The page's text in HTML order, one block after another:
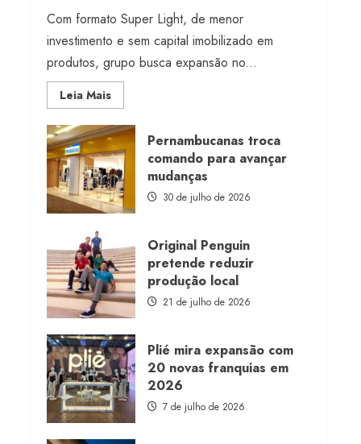
Com formato Super Light, de menor
investimento e sem capital imobilizado em
produtos, grupo busca expansão no...
Leia MaisRead
more
Morena
Rosa
lança
franquia
com
estoque
consignado
Pernambucanas troca
comando para avançar
mudanças
30 de julho de 2026
Original Penguin
pretende reduzir
produção local
21 de julho de 2026
Plié mira expansão com
20 novas franquias em
2026
7 de julho de 2026